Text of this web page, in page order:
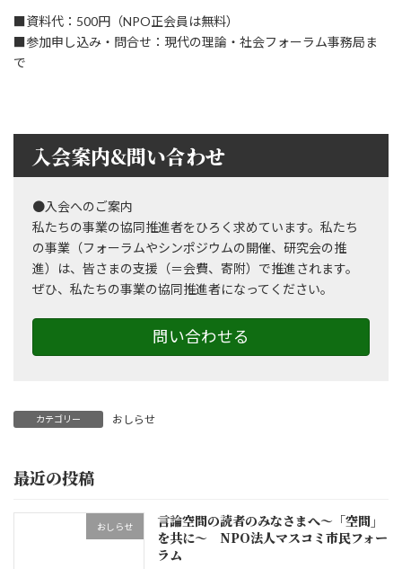
■資料代：500円（NPO正会員は無料）
■参加申し込み・問合せ：現代の理論・社会フォーラム事務局ま
で
入会案内&問い合わせ
●入会へのご案内
私たちの事業の協同推進者をひろく求めています。私たち
の事業（フォーラムやシンポジウムの開催、研究会の推
進）は、皆さまの支援（＝会費、寄附）で推進されます。
ぜひ、私たちの事業の協同推進者になってください。
問い合わせる
カテゴリー おしらせ
最近の投稿
おしらせ
言論空間の読者のみなさまへ～「空間」
を共に～ NPO法人マスコミ市民フォー
ラム